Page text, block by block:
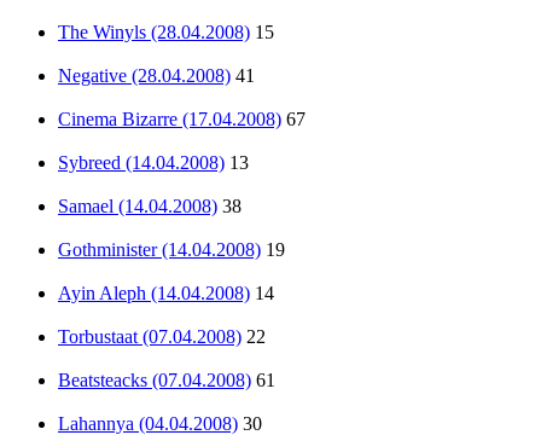
The Winyls (28.04.2008) 15
Negative (28.04.2008) 41
Cinema Bizarre (17.04.2008) 67
Sybreed (14.04.2008) 13
Samael (14.04.2008) 38
Gothminister (14.04.2008) 19
Ayin Aleph (14.04.2008) 14
Torbustaat (07.04.2008) 22
Beatsteacks (07.04.2008) 61
Lahannya (04.04.2008) 30